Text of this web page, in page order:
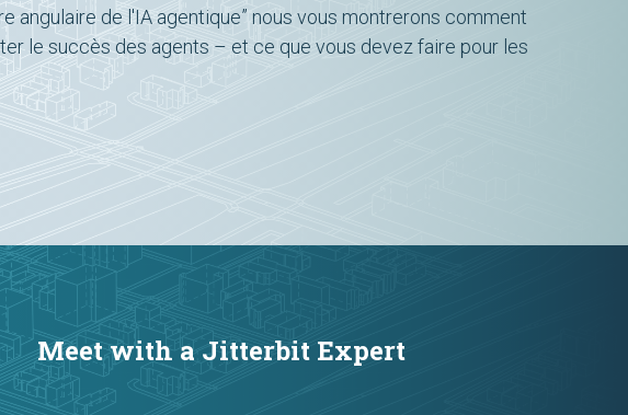
angulaire de l'IA agentique” nous vous montrerons comment
le succès des agents – et ce que vous devez faire pour les
Meet with a Jitterbit Expert